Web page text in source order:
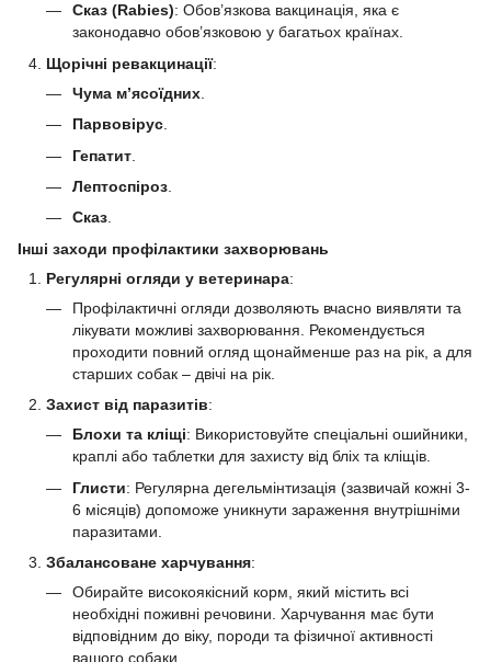
Сказ (Rabies): Обов’язкова вакцинація, яка є
законодавчо обов’язковою у багатьох країнах.
Щорічні ревакцинації:
Чума м’ясоїдних
Парвовірус.
Гепатит
Лептоспіроз
Сказ.
Інші заходи профілактики захворювань
Регулярні огляди у ветеринара:
Профілактичні огляди дозволяють вчасно виявляти та
лікувати можливі захворювання. Рекомендується
проходити повний огляд щонайменше раз на рік, а для
старших собак – двічі на рік.
Захист від паразитів:
Блохи та кліщі: Використовуйте спеціальні ошийники,
краплі або таблетки для захисту від бліх та кліщів.
Глисти: Регулярна дегельмінтизація (зазвичай кожні 3-
6 місяців) допоможе уникнути зараження внутрішніми
паразитами.
Збалансоване харчування:
Обирайте високоякісний корм, який містить всі
необхідні поживні речовини. Харчування має бути
відповідним до віку, породи та фізичної активності
вашого собаки.